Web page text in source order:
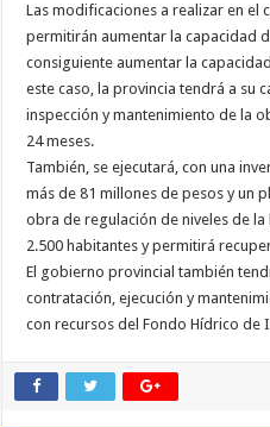
Las modificaciones a realizar en el
permitirán aumentar la capacidad
consiguiente aumentar la
este caso, la provincia tendrá a su
inspección y mantenimiento de la
24 meses.
También, se ejecutará, con una
más de 81 millones de pesos y un
obra de regulación de niveles de
2.500 habitantes y permitirá
El gobierno provincial también
contratación, ejecución y
con recursos del Fondo Hídrico de